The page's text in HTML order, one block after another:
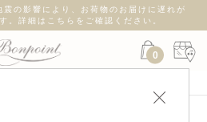
の影響により、お荷物のお届けに遅れが
。詳細はこちらをご確認ください。
0